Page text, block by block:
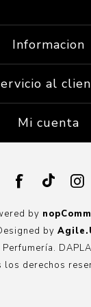
Informacion
al
Mi cuenta
by
by
los derechos